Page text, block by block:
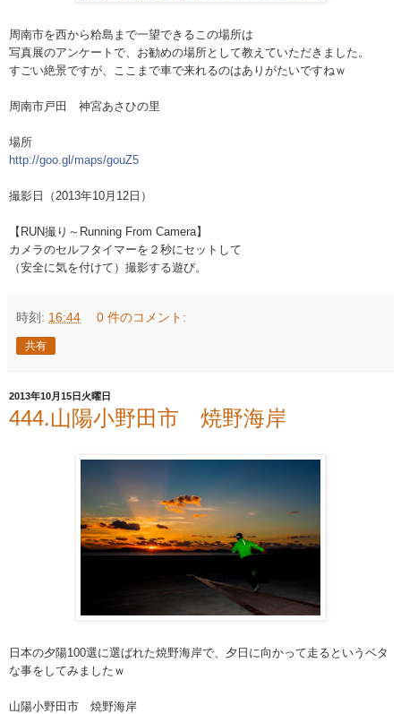
周南市を西から粭島まで一望できるこの場所は
写真展のアンケートで、お勧めの場所として教えていただきました。
すごい絶景ですが、ここまで車で来れるのはありがたいですねｗ
周南市戸田 神宮あさひの里
場所
http://goo.gl/maps/gouZ5
撮影日（2013年10月12日）
【RUN撮り～Running From Camera】
カメラのセルフタイマーを２秒にセットして
（安全に気を付けて）撮影する遊び。
時刻: 16:44 0 件のコメント:
共有
2013年10月15日火曜日
444.山陽小野田市 焼野海岸
日本の夕陽100選に選ばれた焼野海岸で、夕日に向かって走るというベタ
な事をしてみましたｗ
山陽小野田市 焼野海岸